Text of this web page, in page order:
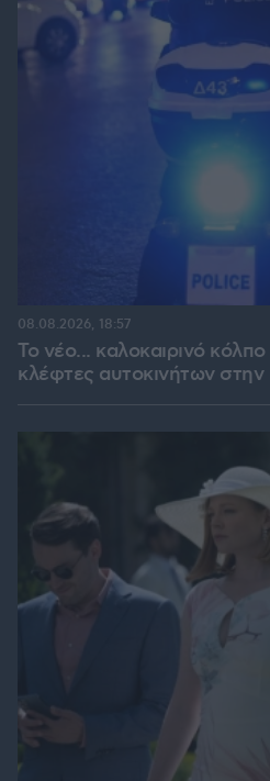
Το νέο... καλοκαιρινό
κλέφτες αυτοκινήτων
08.08.2026, 18:57